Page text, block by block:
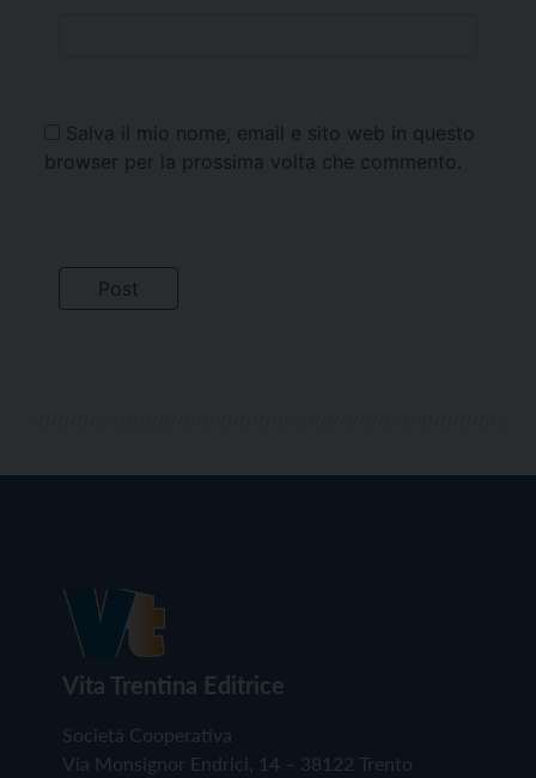
Salva il mio nome, email e sito web in questo
browser per la prossima volta che commento.
Vita Trentina Editrice
Società Cooperativa
Via Monsignor Endrici, 14 – 38122 Trento